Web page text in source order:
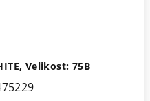
Velikost: 75B